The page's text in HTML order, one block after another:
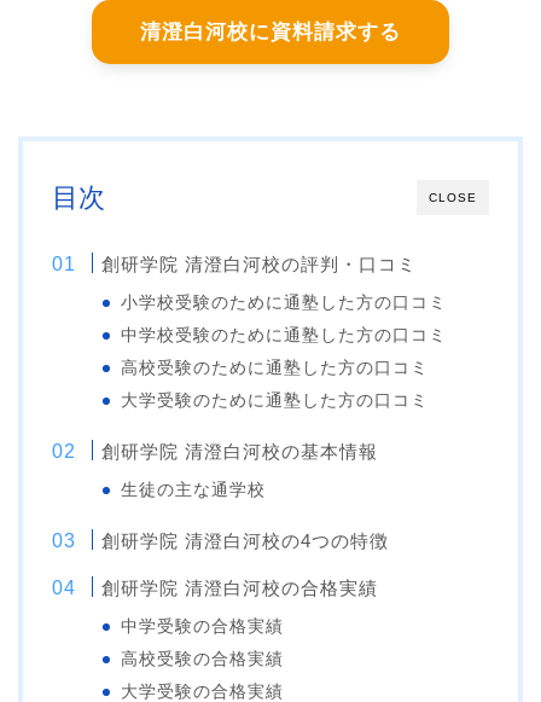
清澄白河校に資料請求する
CLOSE
目次
創研学院 清澄白河校の評判・口コミ
小学校受験のために通塾した方の口コミ
中学校受験のために通塾した方の口コミ
高校受験のために通塾した方の口コミ
大学受験のために通塾した方の口コミ
創研学院 清澄白河校の基本情報
生徒の主な通学校
創研学院 清澄白河校の4つの特徴
創研学院 清澄白河校の合格実績
中学受験の合格実績
高校受験の合格実績
大学受験の合格実績